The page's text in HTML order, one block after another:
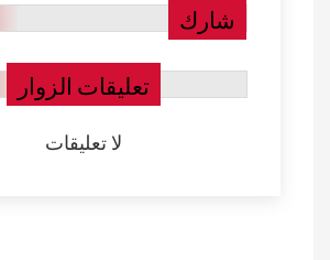
شارك
تعليقات الزوار
لا تعليقات